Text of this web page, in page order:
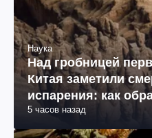
Наука
Над гробницей
Китая заметили
испарения: как
5 часов назад